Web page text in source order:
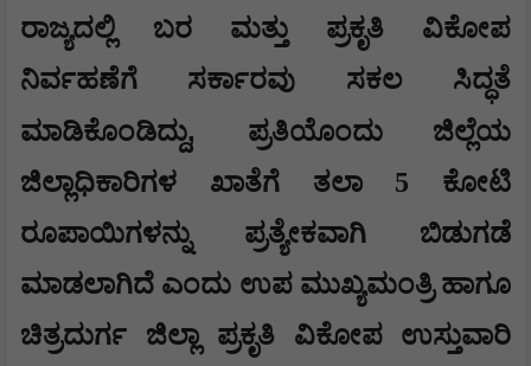
ರಾಜ್ಯದಲ್ಲಿ ಬರ ಮತ್ತು ಪ್ರಕೃತಿ ವಿಕೋಪ
ನಿರ್ವಹಣೆಗೆ ಸರ್ಕಾರವು ಸಕಲ ಸಿದ್ಧತೆ
ಮಾಡಿಕೊಂಡಿದ್ದು, ಪ್ರತಿಯೊಂದು ಜಿಲ್ಲೆಯ
ಜಿಲ್ಲಾಧಿಕಾರಿಗಳ ಖಾತೆಗೆ ತಲಾ 5 ಕೋಟಿ
ರೂಪಾಯಿಗಳನ್ನು ಪ್ರತ್ಯೇಕವಾಗಿ ಬಿಡುಗಡೆ
ಮಾಡಲಾಗಿದೆ ಎಂದು ಉಪ ಮುಖ್ಯಮಂತ್ರಿ ಹಾಗೂ
ಚಿತ್ರದುರ್ಗ ಜಿಲ್ಲಾ ಪ್ರಕೃತಿ ವಿಕೋಪ ಉಸ್ತುವಾರಿ